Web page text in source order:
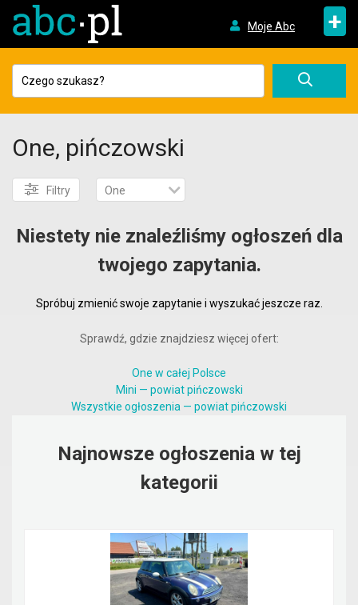
Moje Abc +
One, pińczowski
Filtry One
Niestety nie znaleźliśmy ogłoszeń dla
twojego zapytania.
Spróbuj zmienić swoje zapytanie i wyszukać jeszcze raz.
Sprawdź, gdzie znajdziesz więcej ofert:
One w całej Polsce
Mini — powiat pińczowski
Wszystkie ogłoszenia — powiat pińczowski
Najnowsze ogłoszenia w tej
kategorii